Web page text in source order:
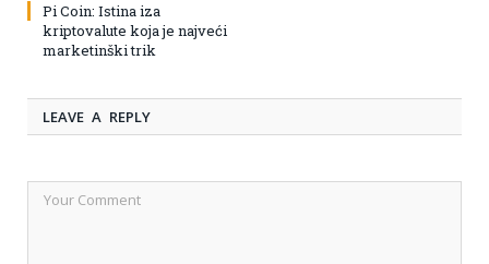
Pi Coin: Istina iza
kriptovalute koja je najveći
marketinški trik
LEAVE A REPLY